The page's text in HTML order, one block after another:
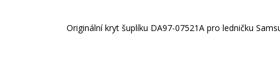
Originální kryt šuplíku DA97-07521A pro ledničku